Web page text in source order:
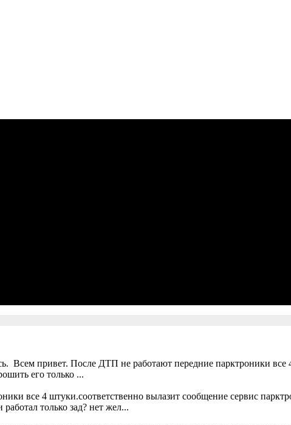
Всем привет. После ДТП не работают передние парктроники
его только ...
все 4 штуки.соответственно вылазит сообщение сервис
только зад? нет жел...